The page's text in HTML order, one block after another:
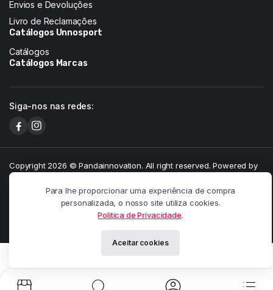
Envios e Devoluções
Livro de Reclamações
Catálogos Unnosport
Catálogos
Catálogos Marcas
Siga-nos nas redes:
Copyright 2026 © Pandainnovation. All right reserved. Powered by
Paulo Martins.
Meios de pagamento:
Para lhe proporcionar uma experiência de compra
personalizada, o nosso site utiliza cookies.
Politica de Privacidade.
Aceitar cookies